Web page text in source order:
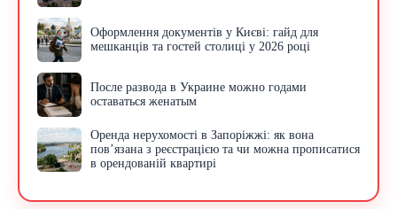
Оформлення документів у Києві: гайд для
мешканців та гостей столиці у 2026 році
После развода в Украине можно годами
оставаться женатым
Оренда нерухомості в Запоріжжі: як вона
пов’язана з реєстрацією та чи можна прописатися
в орендованій квартирі